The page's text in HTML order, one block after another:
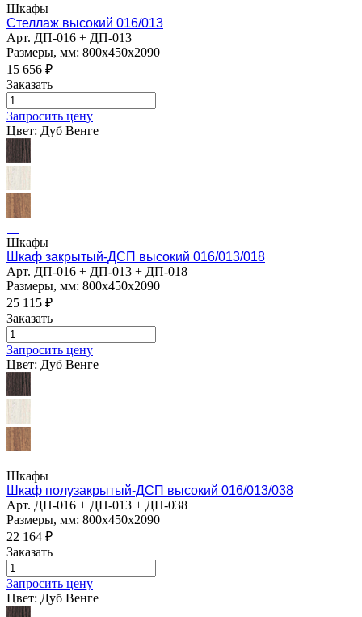
Шкафы
Стеллаж высокий 016/013
Арт. ДП-016 + ДП-013
Размеры, мм: 800х450х2090
15 656 ₽
Заказать
Запросить цену
Цвет: Дуб Венге
Шкафы
Шкаф закрытый-ДСП высокий 016/013/018
Арт. ДП-016 + ДП-013 + ДП-018
Размеры, мм: 800х450х2090
25 115 ₽
Заказать
Запросить цену
Цвет: Дуб Венге
Шкафы
Шкаф полузакрытый-ДСП высокий 016/013/038
Арт. ДП-016 + ДП-013 + ДП-038
Размеры, мм: 800х450х2090
22 164 ₽
Заказать
Запросить цену
Цвет: Дуб Венге